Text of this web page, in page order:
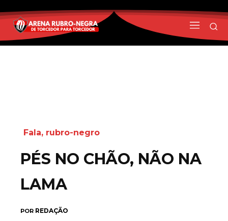
Fala, rubro-negro
PÉS NO CHÃO, NÃO NA
LAMA
POR REDAÇÃO